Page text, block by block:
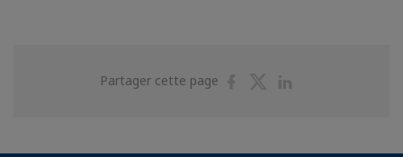
Partager cette page
PartagerPartager